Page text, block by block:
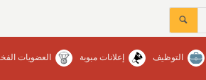
التوظيف إعلانات مبوبة العضويات